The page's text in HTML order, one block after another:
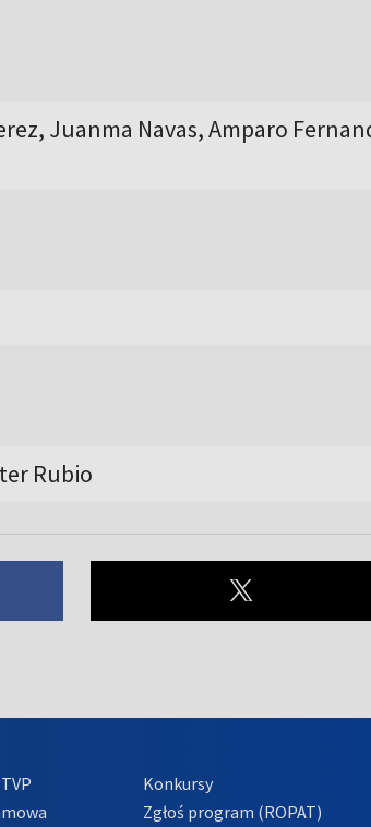
Juanma Navas, Amparo
Rubio
Konkursy
Zgłoś program (ROPAT)